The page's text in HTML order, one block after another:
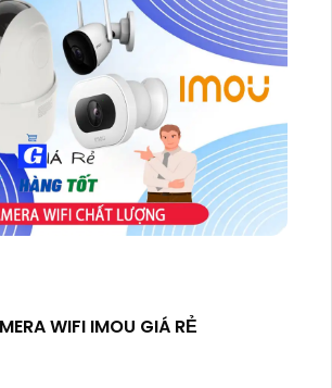
WIFI IMOU GIÁ RẺ